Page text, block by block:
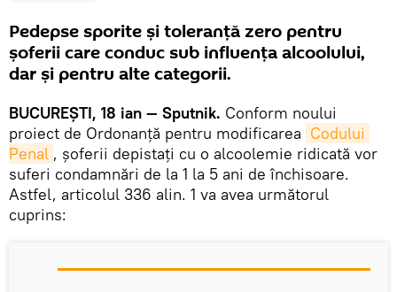
Pedepse sporite și toleranță zero pentru
șoferii care conduc sub influența alcoolului,
dar și pentru alte categorii.
BUCUREȘTI, 18 ian — Sputnik. Conform noului
proiect de Ordonanță pentru modificarea Codului
Penal , șoferii depistați cu o alcoolemie ridicată vor
suferi condamnări de la 1 la 5 ani de închisoare.
Astfel, articolul 336 alin. 1 va avea următorul
cuprins: